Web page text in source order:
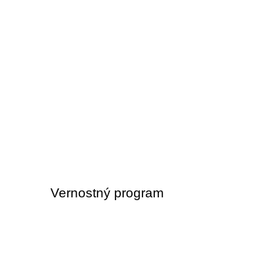
Vernostný program